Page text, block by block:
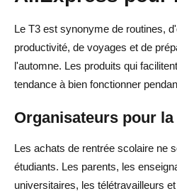
Le T3 est synonyme de routines,
productivité, de voyages et de
l'automne. Les produits qui
tendance à bien fonctionner
Organisateurs pour
Les achats de rentrée scolaire ne
étudiants. Les parents, les
universitaires, les télétravailleurs